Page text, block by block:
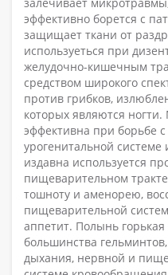
эффективно борется с
защищает ткани от
используеться при
желудочно-кишечным
средством широкого
против грибков,
которых являются
эффективна при борьбе
урогенитальной
издавна используется
пищеварительном
тошноту и аменорею,
пищеварительной
аппетит. Полынь
большинства
дыхания, нервной и